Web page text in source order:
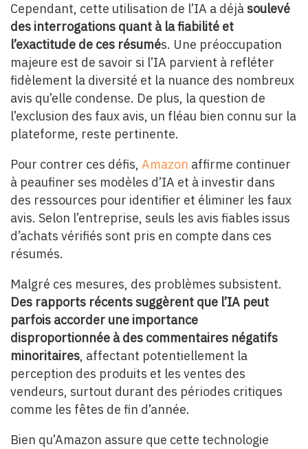
Cependant, cette utilisation de l’IA a déjàsoulevé
des interrogations quant à la fiabilité et
l’exactitude de ces résumés. Une préoccupation
majeure est de savoir si l’IA parvient à refléter
fidèlement la diversité et la nuance des nombreux
avis qu’elle condense. De plus, la question de
l’exclusion des faux avis, un fléau bien connu sur la
plateforme, reste pertinente.
Pour contrer ces défis, Amazon affirme continuer
à peaufiner ses modèles d’IA et à investir dans
des ressources pour identifier et éliminer les faux
avis. Selon l’entreprise, seuls les avis fiables issus
d’achats vérifiés sont pris en compte dans ces
résumés.
Malgré ces mesures, des problèmes subsistent.
Des rapports récents suggèrent que l’IA peut
parfois accorder une importance
disproportionnée à des commentaires négatifs
minoritaires, affectant potentiellement la
perception des produits et les ventes des
vendeurs, surtout durant des périodes critiques
comme les fêtes de fin d’année.
Bien qu’Amazon assure que cette technologie